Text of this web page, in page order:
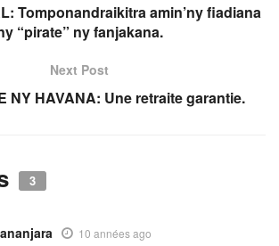
Tomponandraikitra amin’ny fiadiana
“pirate” ny fanjakana.
Next Post
NY HAVANA: Une retraite garantie.
3
10 années ago